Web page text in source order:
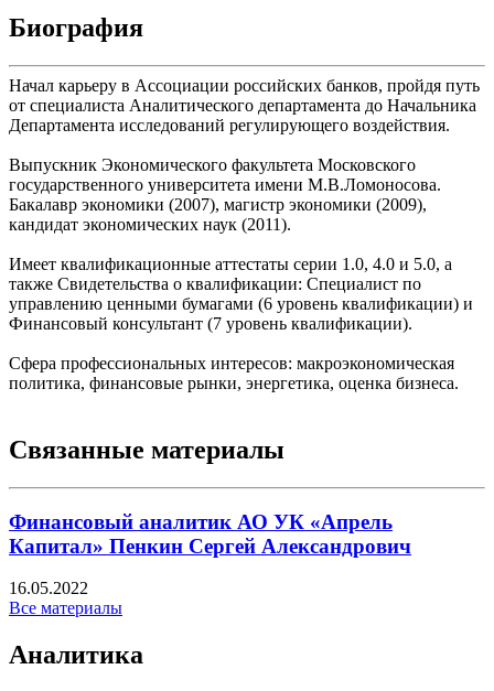
Биография
Начал карьеру в Ассоциации российских банков, пройдя путь
от специалиста Аналитического департамента до Начальника
Департамента исследований регулирующего воздействия.
Выпускник Экономического факультета Московского
государственного университета имени М.В.Ломоносова.
Бакалавр экономики (2007), магистр экономики (2009),
кандидат экономических наук (2011).
Имеет квалификационные аттестаты серии 1.0, 4.0 и 5.0, а
также Свидетельства о квалификации: Специалист по
управлению ценными бумагами (6 уровень квалификации) и
Финансовый консультант (7 уровень квалификации).
Сфера профессиональных интересов: макроэкономическая
политика, финансовые рынки, энергетика, оценка бизнеса.
Связанные материалы
Финансовый аналитик АО УК «Апрель
Капитал» Пенкин Сергей Александрович
16.05.2022
Все материалы
Аналитика